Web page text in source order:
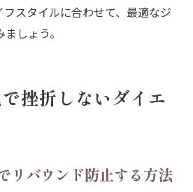
スタイルに合わせて、最適なジ
しょう。
挫折しないダイエ
リバウンド防止する方法